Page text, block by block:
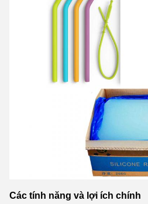
Các tính năng và lợi ích chính